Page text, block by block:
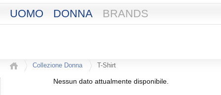
UOMO DONNA BRANDS
Collezione Donna T-Shirt
Nessun dato attualmente disponibile.